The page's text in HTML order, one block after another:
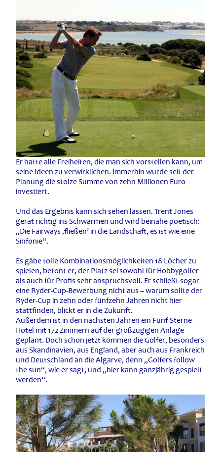
Er hatte alle Freiheiten, die man sich vorstellen kann, um
seine Ideen zu verwirklichen. Immerhin wurde seit der
Planung die stolze Summe von zehn Millionen Euro
investiert.
Und das Ergebnis kann sich sehen lassen. Trent Jones
gerät richtig ins Schwärmen und wird beinahe poetisch:
„Die Fairways ‚fließen’ in die Landschaft, es ist wie eine
Sinfonie“.
Es gäbe tolle Kombinationsmöglichkeiten 18 Löcher zu
spielen, betont er, der Platz sei sowohl für Hobbygolfer
als auch für Profis sehr anspruchsvoll. Er schließt sogar
eine Ryder-Cup-Bewerbung nicht aus – warum sollte der
Ryder-Cup in zehn oder fünfzehn Jahren nicht hier
stattfinden, blickt er in die Zukunft.
Außerdem ist in den nächsten Jahren ein Fünf-Sterne-
Hotel mit 172 Zimmern auf der großzügigen Anlage
geplant. Doch schon jetzt kommen die Golfer, besonders
aus Skandinavien, aus England, aber auch aus Frankreich
und Deutschland an die Algarve, denn „Golfers follow
the sun“, wie er sagt, und „hier kann ganzjährig gespielt
werden“.